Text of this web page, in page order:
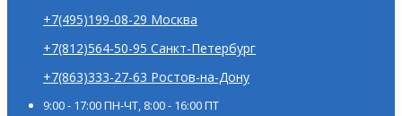
+7(495)199-08-29 Москва
+7(812)564-50-95 Санкт-Петербург
+7(863)333-27-63 Ростов-на-Дону
9:00 - 17:00 ПН-ЧТ, 8:00 - 16:00 ПТ